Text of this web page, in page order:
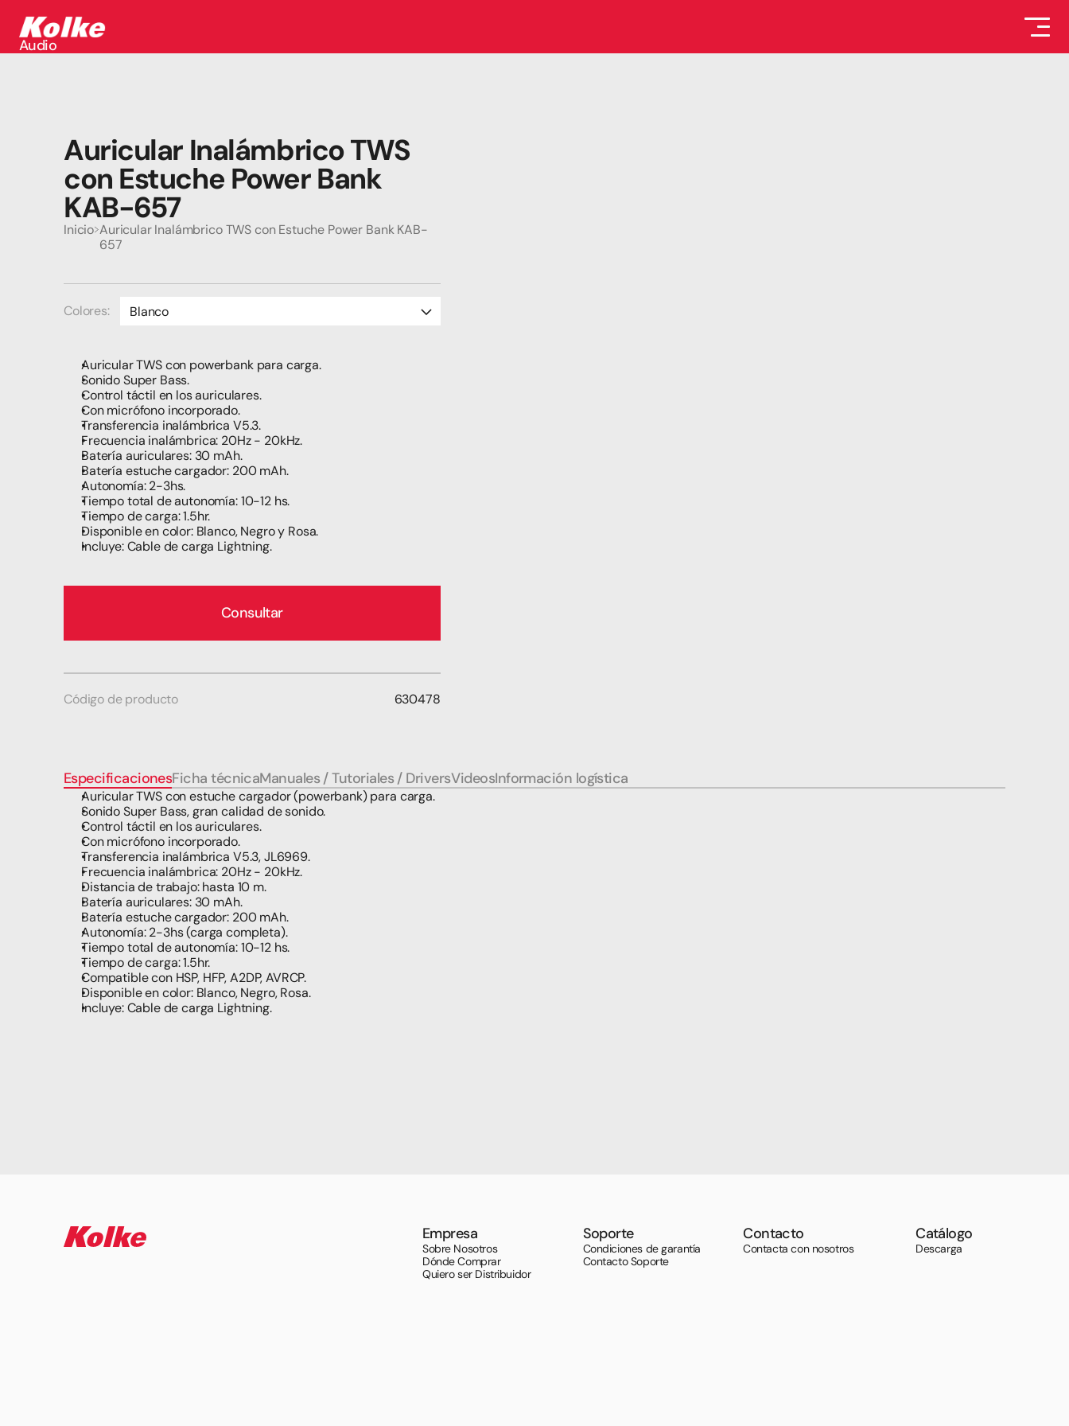
Audio
Seguridad
Perifericos
Televisores
Tabletas
Auricular Inalámbrico TWS
con Estuche Power Bank
KAB-657
Inicio Auricular Inalámbrico TWS con Estuche Power Bank KAB-
657
Colores:
Blanco
Rosa
Auricular TWS con powerbank para carga.
Sonido Super Bass.
Control táctil en los auriculares.
Con micrófono incorporado.
Transferencia inalámbrica V5.3.
Frecuencia inalámbrica: 20Hz - 20kHz.
Batería auriculares: 30 mAh.
Batería estuche cargador: 200 mAh.
Autonomía: 2-3hs.
Tiempo total de autonomía: 10-12 hs.
Tiempo de carga: 1.5hr.
Disponible en color: Blanco, Negro y Rosa.
Incluye: Cable de carga Lightning.
Consultar
Código de producto 630478
EspecificacionesFicha técnicaManuales / Tutoriales / DriversVideosInformación logística
Auricular TWS con estuche cargador (powerbank) para carga.
Sonido Super Bass, gran calidad de sonido.
Control táctil en los auriculares.
Con micrófono incorporado.
Transferencia inalámbrica V5.3, JL6969.
Frecuencia inalámbrica: 20Hz - 20kHz.
Distancia de trabajo: hasta 10 m.
Batería auriculares: 30 mAh.
Batería estuche cargador: 200 mAh.
Autonomía: 2-3hs (carga completa).
Tiempo total de autonomía: 10-12 hs.
Tiempo de carga: 1.5hr.
Compatible con HSP, HFP, A2DP, AVRCP.
Disponible en color: Blanco, Negro, Rosa.
Incluye: Cable de carga Lightning.
Empresa
Sobre Nosotros
Dónde Comprar
Quiero ser Distribuidor
Soporte
Condiciones de garantía
Contacto Soporte
Contacto
Contacta con nosotros
Catálogo
Descarga